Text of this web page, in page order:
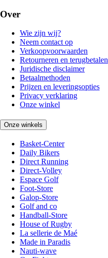
Over
Wie zijn wij?
Neem contact op
Verkoopvoorwaarden
Retourneren en terugbetalen
Juridische disclaimer
Betaalmethoden
Prijzen en leveringsopties
Privacy verklaring
Onze winkel
Onze winkels
Basket-Center
Daily Bikers
Direct Running
Direct-Volley
Espace Golf
Foot-Store
Galop-Store
Golf and co
Handball-Store
House of Rugby
La sellerie de Maé
Made in Paradis
Nauti-wave